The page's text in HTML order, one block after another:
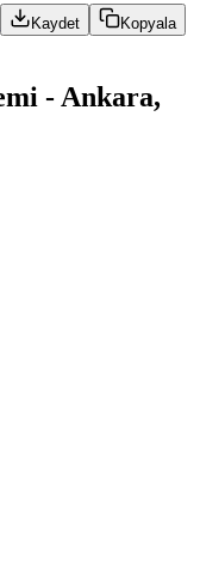
Kaydet Kopyala
- Ankara,